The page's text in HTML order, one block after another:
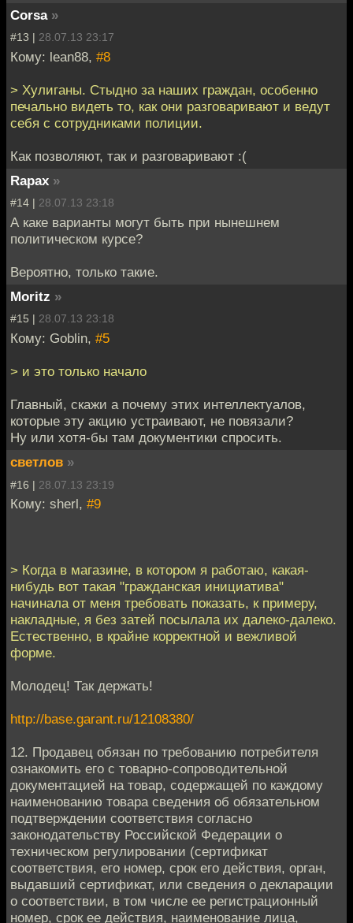
Corsa »
#13 | 28.07.13 23:17
Кому: lean88, #8
> Хулиганы. Стыдно за наших граждан, особенно
печально видеть то, как они разговаривают и ведут
себя с сотрудниками полиции.
Как позволяют, так и разговаривают :(
Rapax »
#14 | 28.07.13 23:18
А каке варианты могут быть при нынешнем
политическом курсе?
Вероятно, только такие.
Moritz »
#15 | 28.07.13 23:18
Кому: Goblin, #5
> и это только начало
Главный, скажи а почему этих интеллектуалов,
которые эту акцию устраивают, не повязали?
Ну или хотя-бы там документики спросить.
светлов »
#16 | 28.07.13 23:19
Кому: sherl, #9
> Когда в магазине, в котором я работаю, какая-
нибудь вот такая "гражданская инициатива"
начинала от меня требовать показать, к примеру,
накладные, я без затей посылала их далеко-далеко.
Естественно, в крайне корректной и вежливой
форме.
Молодец! Так держать!
http://base.garant.ru/12108380/
12. Продавец обязан по требованию потребителя
ознакомить его с товарно-сопроводительной
документацией на товар, содержащей по каждому
наименованию товара сведения об обязательном
подтверждении соответствия согласно
законодательству Российской Федерации о
техническом регулировании (сертификат
соответствия, его номер, срок его действия, орган,
выдавший сертификат, или сведения о декларации
о соответствии, в том числе ее регистрационный
номер, срок ее действия, наименование лица,